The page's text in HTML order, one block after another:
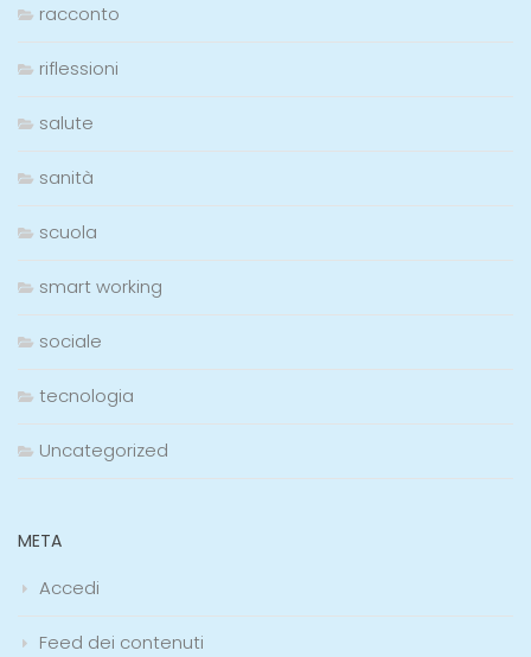
racconto
riflessioni
salute
sanità
scuola
smart working
sociale
tecnologia
Uncategorized
META
Accedi
Feed dei contenuti